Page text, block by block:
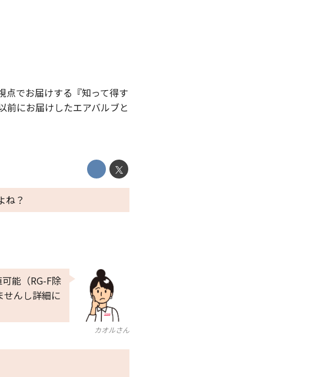
点でお届けする『知って得す
前にお届けしたエアバルブと
ね？
カオルさん
能（RG-F除
せんし詳細に